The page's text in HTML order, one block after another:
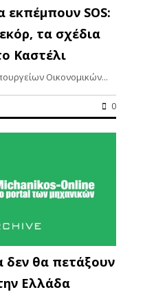
εκπέμπουν SOS:
τα σχέδια
Καστέλι
Οικονομικών...
0
θα πετάξουν
Ελλάδα